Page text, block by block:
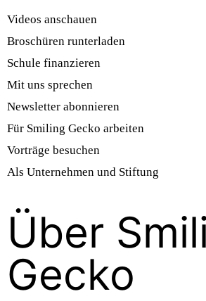
Videos anschauen
Broschüren runterladen
Schule finanzieren
Mit uns sprechen
Newsletter abonnieren
Für Smiling Gecko arbeiten
Vorträge besuchen
Als Unternehmen und Stiftung
Über
Gecko